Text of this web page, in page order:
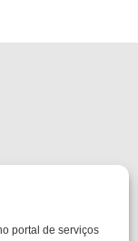
portal de serviços